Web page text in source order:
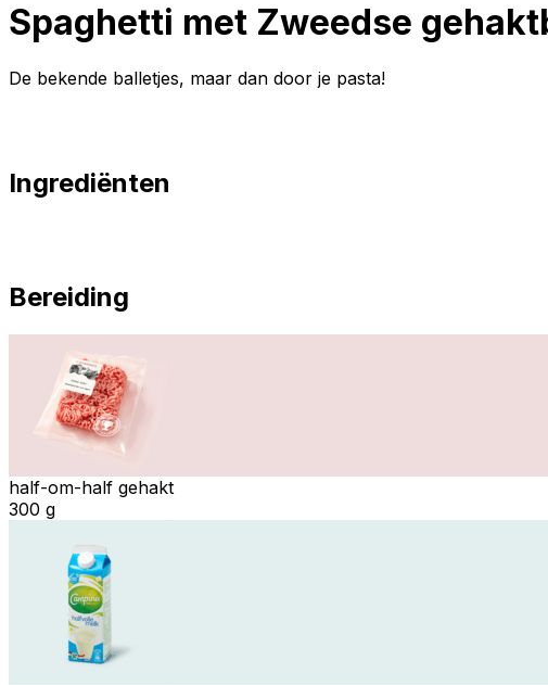
Spaghetti met Zweedse
De bekende balletjes, maar dan door je pasta!
Ingrediënten
Bereiding
half-om-half gehakt
300 g